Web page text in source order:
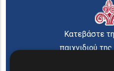
Κατεβάστε
παιχνιδιού
Ανατολικής